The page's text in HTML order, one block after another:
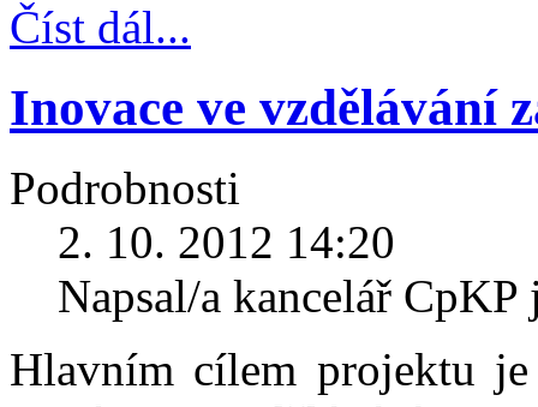
Číst dál...
Inovace ve vzdělávání
Podrobnosti
2. 10. 2012 14:20
Napsal/a kancelář
Hlavním cílem projektu